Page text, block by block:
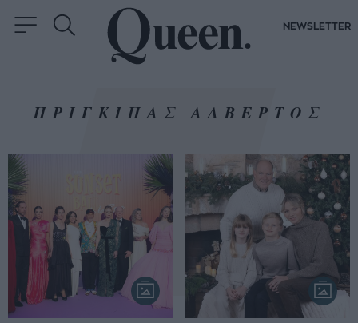
NEWSLETTER
ΠΡΙΓΚΙΠΑΣ ΑΛΒΕΡΤΟΣ